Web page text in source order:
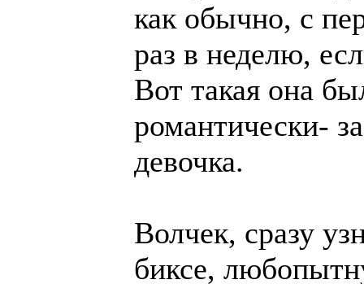
как обычно, с
раз в неделю,
Вот такая она
романтически-
девочка.
Волчек, сразу
биксе,